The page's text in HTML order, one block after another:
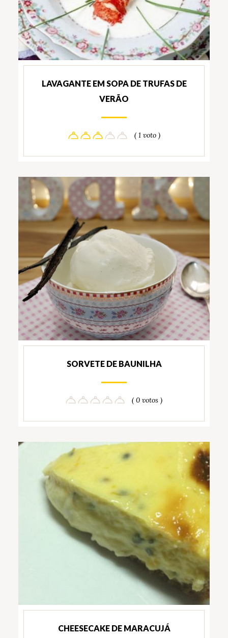
LAVAGANTE EM SOPA DE TRUFAS DE
VERÃO
( 1 voto )
SORVETE DE BAUNILHA
( 0 votos )
CHEESECAKE DE MARACUJÁ